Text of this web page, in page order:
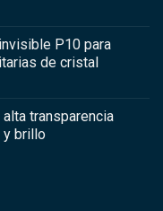
P10 para
de cristal
transparencia
y brillo